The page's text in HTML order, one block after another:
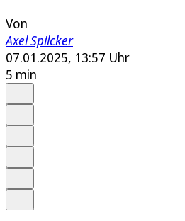
Von
Axel Spilcker
07.01.2025, 13:57 Uhr
5 min